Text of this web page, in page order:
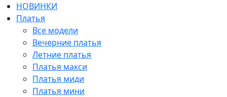
НОВИНКИ
Платья
Все модели
Вечерние платья
Летние платья
Платья макси
Платья миди
Платья мини